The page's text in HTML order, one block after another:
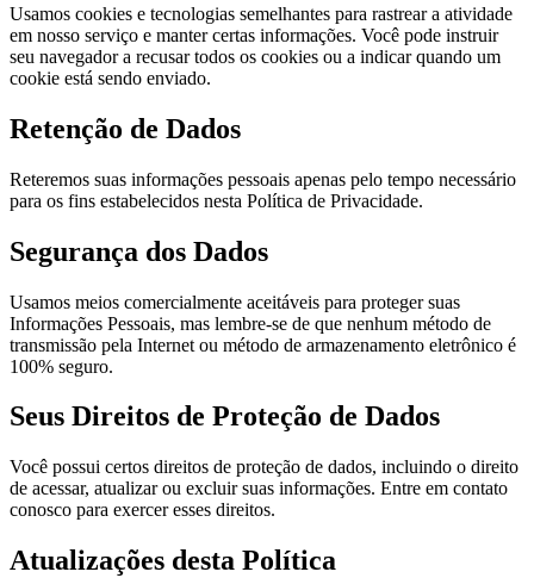
Usamos cookies e tecnologias semelhantes para rastrear a atividade
em nosso serviço e manter certas informações. Você pode instruir
seu navegador a recusar todos os cookies ou a indicar quando um
cookie está sendo enviado.
Retenção de Dados
Reteremos suas informações pessoais apenas pelo tempo necessário
para os fins estabelecidos nesta Política de Privacidade.
Segurança dos Dados
Usamos meios comercialmente aceitáveis para proteger suas
Informações Pessoais, mas lembre-se de que nenhum método de
transmissão pela Internet ou método de armazenamento eletrônico é
100% seguro.
Seus Direitos de Proteção de Dados
Você possui certos direitos de proteção de dados, incluindo o direito
de acessar, atualizar ou excluir suas informações. Entre em contato
conosco para exercer esses direitos.
Atualizações desta Política